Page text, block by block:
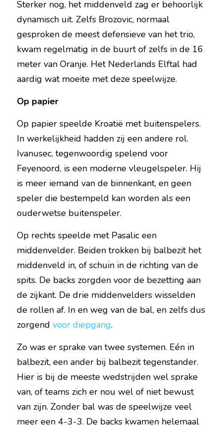
Sterker nog, het middenveld zag er behoorlijk
dynamisch uit. Zelfs Brozovic, normaal
gesproken de meest defensieve van het trio,
kwam regelmatig in de buurt of zelfs in de 16
meter van Oranje. Het Nederlands Elftal had
aardig wat moeite met deze speelwijze.
Op papier
Op papier speelde Kroatië met buitenspelers.
In werkelijkheid hadden zij een andere rol.
Ivanusec, tegenwoordig spelend voor
Feyenoord, is een moderne vleugelspeler. Hij
is meer iemand van de binnenkant, en geen
speler die bestempeld kan worden als een
ouderwetse buitenspeler.
Op rechts speelde met Pasalic een
middenvelder. Beiden trokken bij balbezit het
middenveld in, of schuin in de richting van de
spits. De backs zorgden voor de bezetting aan
de zijkant. De drie middenvelders wisselden
de rollen af. In en weg van de bal, en zelfs dus
zorgend voor diepgang.
Zo was er sprake van twee systemen. Eén in
balbezit, een ander bij balbezit tegenstander.
Hier is bij de meeste wedstrijden wel sprake
van, of teams zich er nou wel of niet bewust
van zijn. Zonder bal was de speelwijze veel
meer een 4-3-3. De backs kwamen helemaal